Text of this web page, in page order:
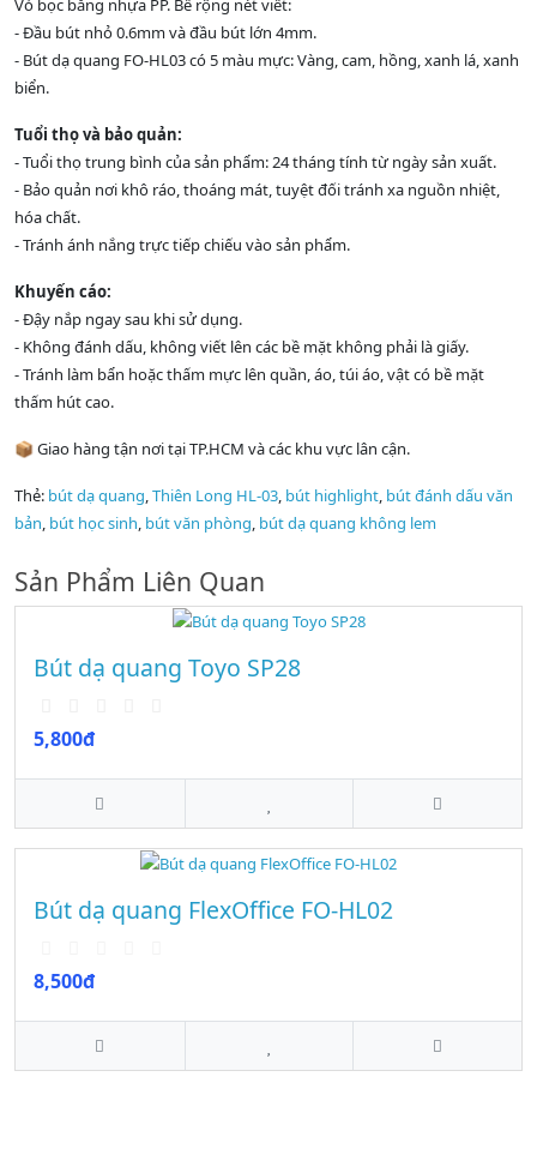
Vỏ bọc bằng nhựa PP. Bề rộng nét viết:
- Đầu bút nhỏ 0.6mm và đầu bút lớn 4mm.
- Bút dạ quang FO-HL03 có 5 màu mực: Vàng, cam, hồng, xanh lá, xanh
biển.
Tuổi thọ và bảo quản:
- Tuổi thọ trung bình của sản phẩm: 24 tháng tính từ ngày sản xuất.
- Bảo quản nơi khô ráo, thoáng mát, tuyệt đối tránh xa nguồn nhiệt,
hóa chất.
- Tránh ánh nắng trực tiếp chiếu vào sản phẩm.
Khuyến cáo:
- Đậy nắp ngay sau khi sử dụng.
- Không đánh dấu, không viết lên các bề mặt không phải là giấy.
- Tránh làm bẩn hoặc thấm mực lên quần, áo, túi áo, vật có bề mặt
thấm hút cao.
📦 Giao hàng tận nơi tại TP.HCM và các khu vực lân cận.
Thẻ: bút dạ quang,Thiên Long HL-03, bút highlight, bút đánh dấu văn
bản, bút học sinh, bút văn phòng, bút dạ quang không lem
Sản Phẩm Liên Quan
Bút dạ quang Toyo SP28
5,800đ
Bút dạ quang FlexOffice FO-HL02
8,500đ